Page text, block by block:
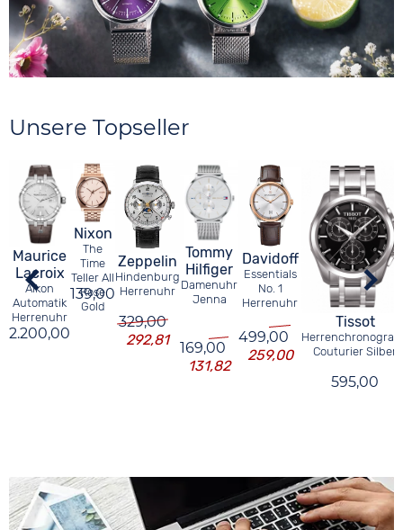
Unsere Topseller
Maurice
Lacroix
Aikon
Automatik
Herrenuhr
2.200,00
Nixon
The
Time
Teller All
Rose
Gold
139,00
Zeppelin
Hindenburg
Herrenuhr
329,00
292,81
Tommy
Hilfiger
Damenuhr
Jenna
169,00
131,82
Davidoff
Essentials
No. 1
Herrenuhr
499,00
259,00
Tissot
Couturier Silber
595,00